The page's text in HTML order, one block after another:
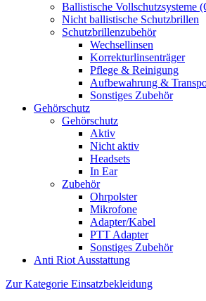
Ballistische Vollschutzsysteme
Nicht ballistische Schutzbrillen
Schutzbrillenzubehör
Wechsellinsen
Korrekturlinsenträger
Pflege & Reinigung
Aufbewahrung &
Sonstiges Zubehör
Gehörschutz
Gehörschutz
Aktiv
Nicht aktiv
Headsets
In Ear
Zubehör
Ohrpolster
Mikrofone
Adapter/Kabel
PTT Adapter
Sonstiges Zubehör
Anti Riot Ausstattung
Zur Kategorie Einsatzbekleidung